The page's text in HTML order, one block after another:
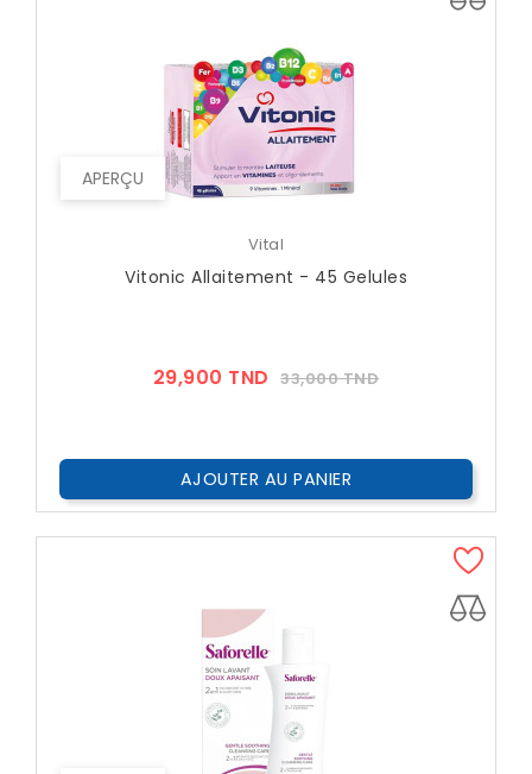
APERÇU
Vital
Vitonic Allaitement - 45 Gelules
29,900 TND Prix
33,000 TNDPrix
AJOUTER AU PANIER